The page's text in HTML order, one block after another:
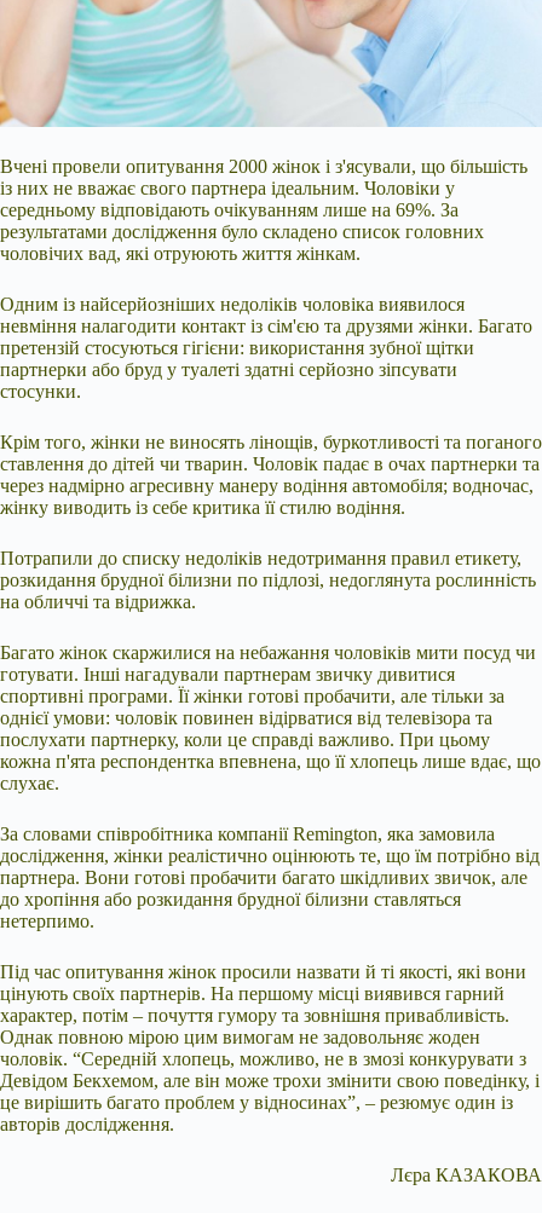
Вчені провели опитування 2000 жінок і з'ясували, що більшість
із них не вважає свого партнера ідеальним. Чоловіки у
середньому відповідають очікуванням лише на 69%. За
результатами дослідження було складено список головних
чоловічих вад, які отруюють життя жінкам.
Одним із найсерйозніших недоліків чоловіка виявилося
невміння налагодити контакт із сім'єю та друзями жінки. Багато
претензій стосуються гігієни: використання зубної щітки
партнерки або бруд у туалеті здатні серйозно зіпсувати
стосунки.
Крім того, жінки не виносять лінощів, буркотливості та поганого
ставлення до дітей чи тварин. Чоловік падає в очах партнерки та
через надмірно агресивну манеру водіння автомобіля; водночас,
жінку виводить із себе критика її стилю водіння.
Потрапили до списку недоліків недотримання правил етикету,
розкидання брудної білизни по підлозі, недоглянута рослинність
на обличчі та відрижка.
Багато жінок скаржилися на небажання чоловіків мити посуд чи
готувати. Інші нагадували партнерам звичку дивитися
спортивні програми. Її жінки готові пробачити, але тільки за
однієї умови: чоловік повинен відірватися від телевізора та
послухати партнерку, коли це справді важливо. При цьому
кожна п'ята респондентка впевнена, що її хлопець лише вдає, що
слухає.
За словами співробітника компанії Remington, яка замовила
дослідження, жінки реалістично оцінюють те, що їм потрібно від
партнера. Вони готові пробачити багато шкідливих звичок, але
до хропіння або розкидання брудної білизни ставляться
нетерпимо.
Під час опитування жінок просили назвати й ті якості, які вони
цінують своїх партнерів. На першому місці виявився гарний
характер, потім – почуття гумору та зовнішня привабливість.
Однак повною мірою цим вимогам не задовольняє жоден
чоловік. “Середній хлопець, можливо, не в змозі конкурувати з
Девідом Бекхемом, але він може трохи змінити свою поведінку, і
це вирішить багато проблем у відносинах”, – резюмує один із
авторів дослідження.
Лєра КАЗАКОВА